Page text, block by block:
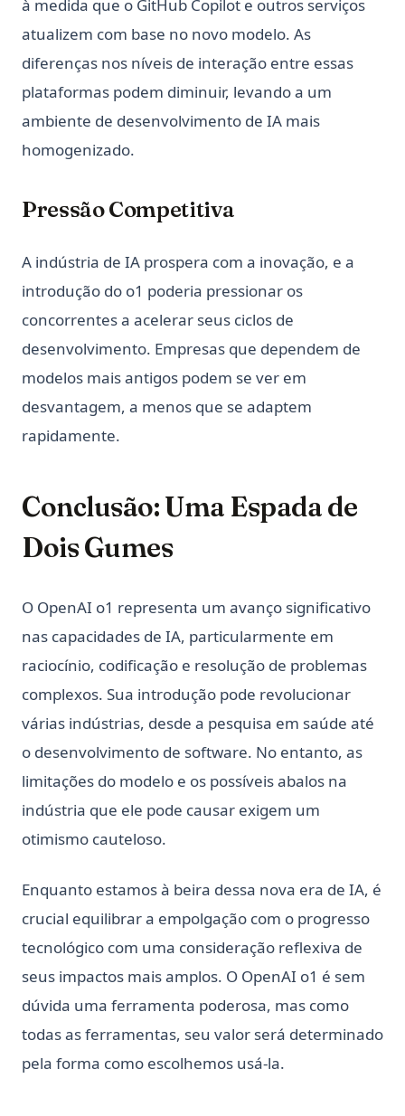
à medida que o GitHub Copilot e outros serviços
atualizem com base no novo modelo. As
diferenças nos níveis de interação entre essas
plataformas podem diminuir, levando a um
ambiente de desenvolvimento de IA mais
homogenizado.
Pressão Competitiva
A indústria de IA prospera com a inovação, e a
introdução do o1 poderia pressionar os
concorrentes a acelerar seus ciclos de
desenvolvimento. Empresas que dependem de
modelos mais antigos podem se ver em
desvantagem, a menos que se adaptem
rapidamente.
Conclusão: Uma Espada de
Dois Gumes
O OpenAI o1 representa um avanço significativo
nas capacidades de IA, particularmente em
raciocínio, codificação e resolução de problemas
complexos. Sua introdução pode revolucionar
várias indústrias, desde a pesquisa em saúde até
o desenvolvimento de software. No entanto, as
limitações do modelo e os possíveis abalos na
indústria que ele pode causar exigem um
otimismo cauteloso.
Enquanto estamos à beira dessa nova era de IA, é
crucial equilibrar a empolgação com o progresso
tecnológico com uma consideração reflexiva de
seus impactos mais amplos. O OpenAI o1 é sem
dúvida uma ferramenta poderosa, mas como
todas as ferramentas, seu valor será determinado
pela forma como escolhemos usá-la.